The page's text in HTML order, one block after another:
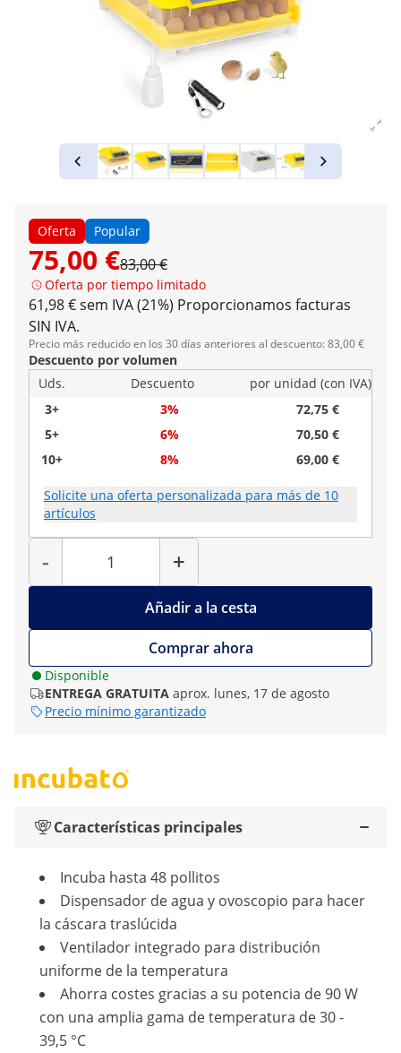
Oferta Popular
75,00 €83,00 €
Oferta por tiempo limitado
61,98 € sem IVA (21%) Proporcionamos facturas
SIN IVA.
Precio más reducido en los 30 días anteriores al descuento: 83,00 €
Descuento por volumen
Uds.
Descuento
por unidad (con IVA)
3+
3%
72,75 €
5+
6%
70,50 €
10+
8% 69,00 €
Solicite una oferta personalizada para más de 10
artículos
-
Cantidad
+
Añadir a la cesta
Comprar ahora
Disponible
ENTREGA GRATUITA aprox. lunes, 17 de agosto
Precio mínimo garantizado
Características principales
Incuba hasta 48 pollitos
Dispensador de agua y ovoscopio para hacer
la cáscara traslúcida
Ventilador integrado para distribución
uniforme de la temperatura
Ahorra costes gracias a su potencia de 90 W
con una amplia gama de temperatura de 30 -
39,5 °C